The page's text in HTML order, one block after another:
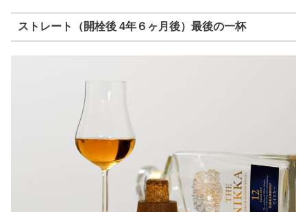
ストレート（開栓後 4年６ヶ月後）最後の一杯